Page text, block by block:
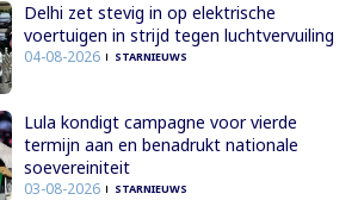
Delhi zet stevig in op elektrische
voertuigen in strijd tegen luchtvervuiling
04-08-2026 STARNIEUWS
Lula kondigt campagne voor vierde
termijn aan en benadrukt nationale
soevereiniteit
03-08-2026 STARNIEUWS